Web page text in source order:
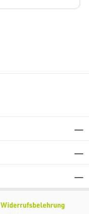
Widerrufsbelehrung